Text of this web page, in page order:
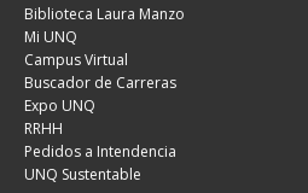
Biblioteca Laura Manzo
Mi UNQ
Campus Virtual
Buscador de Carreras
Expo UNQ
RRHH
Pedidos a Intendencia
UNQ Sustentable